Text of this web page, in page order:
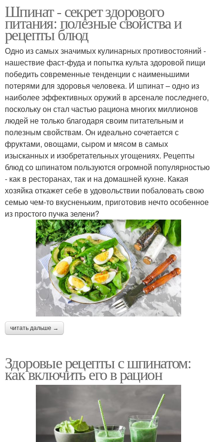
Шпинат - секрет здорового
питания: полезные свойства и
рецепты блюд
Одно из самых значимых кулинарных противостояний -
нашествие фаст-фуда и попытка культа здоровой пищи
победить современные тенденции с наименьшими
потерями для здоровья человека. И шпинат – одно из
наиболее эффективных оружий в арсенале последнего,
поскольку он стал частью рациона многих миллионов
людей не только благодаря своим питательным и
полезным свойствам. Он идеально сочетается с
фруктами, овощами, сыром и мясом в самых
изысканных и изобретательных угощениях. Рецепты
блюд со шпинатом пользуются огромной популярностью
- как в ресторанах, так и на домашней кухне. Какая
хозяйка откажет себе в удовольствии побаловать свою
семью чем-то вкусненьким, приготовив нечто особенное
из простого пучка зелени?
читать дальше →
Здоровые рецепты с шпинатом:
как включить его в рацион